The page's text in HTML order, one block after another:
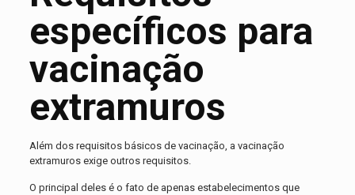
específicos para
vacinação
extramuros
Além dos requisitos básicos de vacinação, a vacinação
extramuros exige outros requisitos.
O principal deles é o fato de apenas estabelecimentos que